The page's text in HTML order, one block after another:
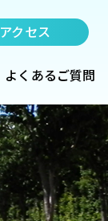
アクセス
よくあるご質問